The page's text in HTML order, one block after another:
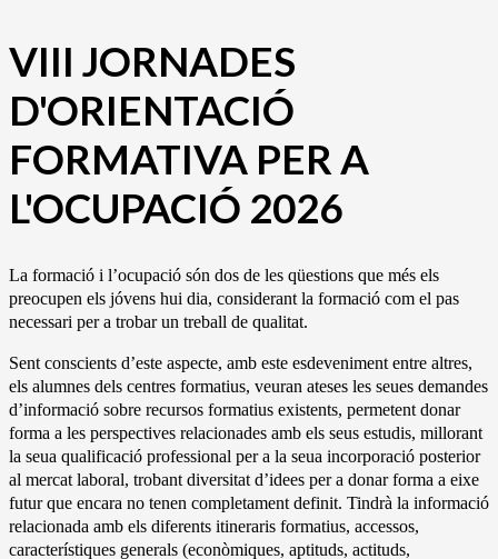
VIII JORNADES
D'ORIENTACIÓ
FORMATIVA PER A
L'OCUPACIÓ 2026
La formació i l’ocupació són dos de les qüestions que més els
preocupen els jóvens hui dia, considerant la formació com el pas
necessari per a trobar un treball de qualitat.
Sent conscients d’este aspecte, amb este esdeveniment entre altres,
els alumnes dels centres formatius, veuran ateses les seues demandes
d’informació sobre recursos formatius existents, permetent donar
forma a les perspectives relacionades amb els seus estudis, millorant
la seua qualificació professional per a la seua incorporació posterior
al mercat laboral, trobant diversitat d’idees per a donar forma a eixe
futur que encara no tenen completament definit. Tindrà la informació
relacionada amb els diferents itineraris formatius, accessos,
característiques generals (econòmiques, aptituds, actituds,